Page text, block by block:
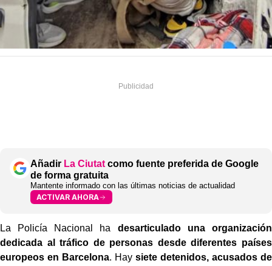
Añadir La Ciutatcomo fuente preferida de Google
de forma gratuita
Mantente informado con las últimas noticias de actualidad
ACTIVAR AHORA
La Policía Nacional ha desarticulado una organización
dedicada al tráfico de personas desde diferentes países
europeos en Barcelona. Hay siete detenidos, acusados de